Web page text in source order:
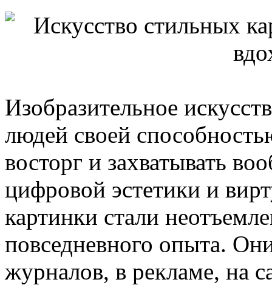
Изобразительное
людей своей
восторг и захватывать
цифровой эстетики и
картинки стали
повседневного опыта.
журналов, в рекламе, на